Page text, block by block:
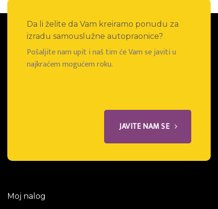
Da li želite da Vam kreiramo ponudu za
izradu samouslužne autopraonice?
Pošaljite nam upit i naš tim će Vam se javiti u
najkraćem mogućem roku.
JAVITE NAM SE
Moj nalog